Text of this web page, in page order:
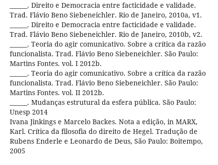
______. Direito e Democracia entre facticidade e validade.
Trad. Flávio Beno Siebeneichler. Rio de Janeiro, 2010a, v1.
______. Direito e Democracia entre facticidade e validade.
Trad. Flávio Beno Siebeneichler. Rio de Janeiro, 2010b, v2.
______. Teoria do agir comunicativo. Sobre a crítica da razão
funcionalista. Trad. Flávio Beno Siebeneichler. São Paulo:
Martins Fontes. vol. I 2012b.
______. Teoria do agir comunicativo. Sobre a crítica da razão
funcionalista. Trad. Flávio Beno Siebeneichler. São Paulo:
Martins Fontes. vol. II 2012b.
______. Mudanças estrutural da esfera pública. São Paulo:
Unesp 2014
Ivana Jinkings e Marcelo Backes. Nota a edição, in MARX,
Karl. Crítica da filosofia do direito de Hegel. Tradução de
Rubens Enderle e Leonardo de Deus, São Paulo: Boitempo,
2005